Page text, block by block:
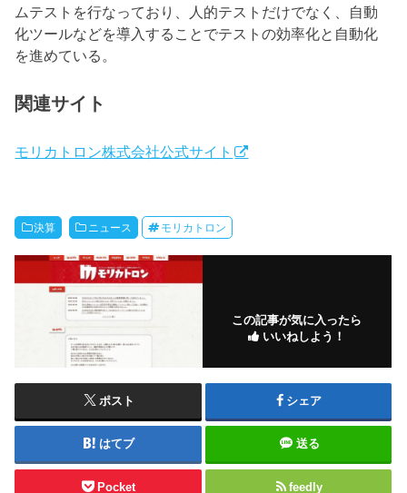
ムテストを行なっており、人的テストだけでなく、自動
化ツールなどを導入することでテストの効率化と自動化
を進めている。
関連サイト
モリカトロン株式会社公式サイト
決算 ニュース モリカトロン
この記事が気に入ったら
いいねしよう！
ポスト シェア
はてブ 送る
Pocket feedly